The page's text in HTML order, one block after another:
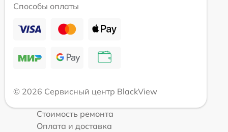
Способы оплаты
© 2026 Сервисный центр BlackView
Стоимость ремонта
Оплата и доставка